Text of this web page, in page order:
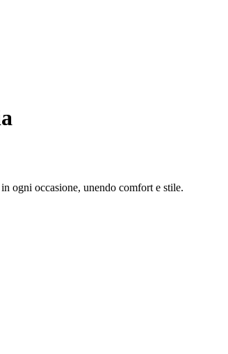
ogni occasione, unendo comfort e stile.